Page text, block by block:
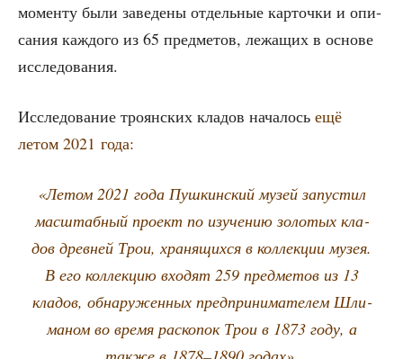
момен­ту были заве­де­ны отдель­ные кар­точ­ки и опи­
са­ния каж­до­го из 65 пред­ме­тов, лежа­щих в осно­ве
исследования.
Иссле­до­ва­ние тро­ян­ских кла­дов нача­лось ещё
летом 2021 года:
«Летом 2021 года Пуш­кин­ский музей запу­стил
мас­штаб­ный про­ект по изу­че­нию золо­тых кла­
дов древ­ней Трои, хра­ня­щих­ся в кол­лек­ции музея.
В его кол­лек­цию вхо­дят 259 пред­ме­тов из 13
кла­дов, обна­ру­жен­ных пред­при­ни­ма­те­лем Шли­
ма­ном во вре­мя рас­ко­пок Трои в 1873 году, а